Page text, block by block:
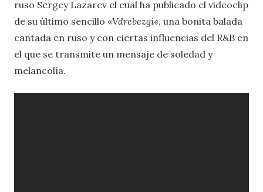
ruso Sergey Lazarev el cual ha publicado el videoclip
de su último sencillo «Vdrebezgi«, una bonita balada
cantada en ruso y con ciertas influencias del R&B en
el que se transmite un mensaje de soledad y
melancolía.